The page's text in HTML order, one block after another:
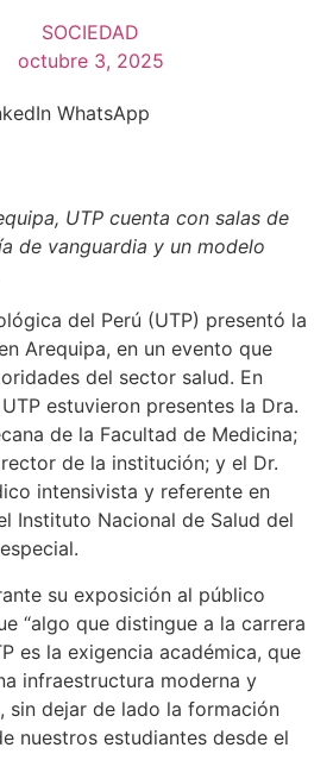
SOCIEDAD
octubre 3, 2025
WhatsApp
UTP cuenta con salas de
de vanguardia y un modelo
del Perú (UTP) presentó la
Arequipa, en un evento que
del sector salud. En
estuvieron presentes la Dra.
de la Facultad de Medicina;
de la institución; y el Dr.
intensivista y referente en
Instituto Nacional de Salud del
su exposición al público
“algo que distingue a la carrera
es la exigencia académica, que
infraestructura moderna y
sin dejar de lado la formación
nuestros estudiantes desde el